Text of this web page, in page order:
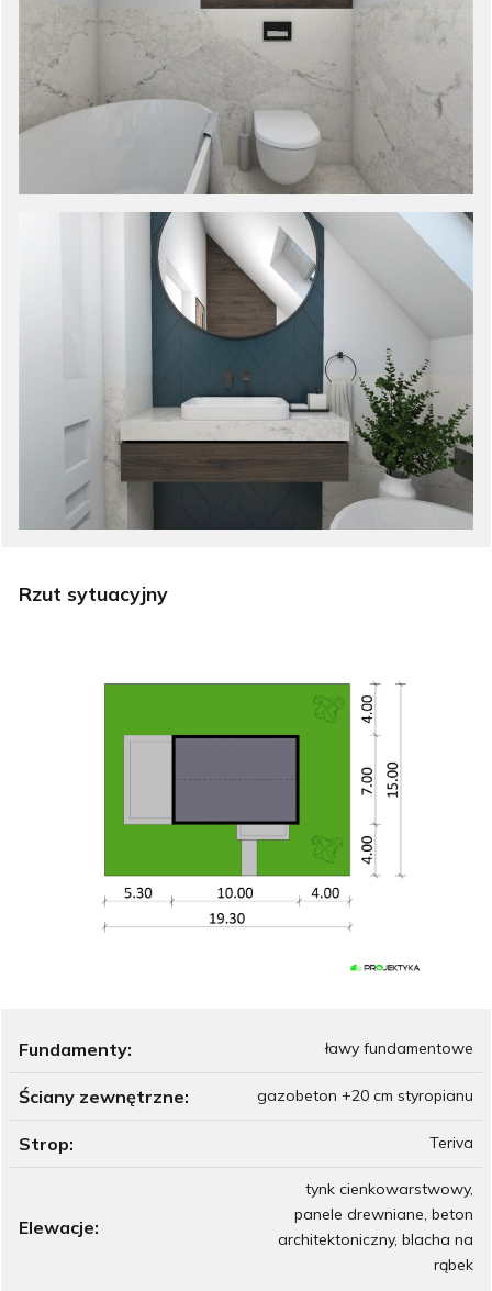
Rzut sytuacyjny
Fundamenty: ławy fundamentowe
Ściany zewnętrzne: gazobeton +20 cm styropianu
Strop: Teriva
Elewacje:
tynk cienkowarstwowy,
panele drewniane, beton
architektoniczny, blacha na
rąbek